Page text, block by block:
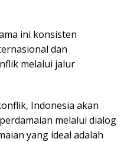
ini konsisten
dan
melalui jalur
Indonesia akan
melalui dialog
yang ideal adalah